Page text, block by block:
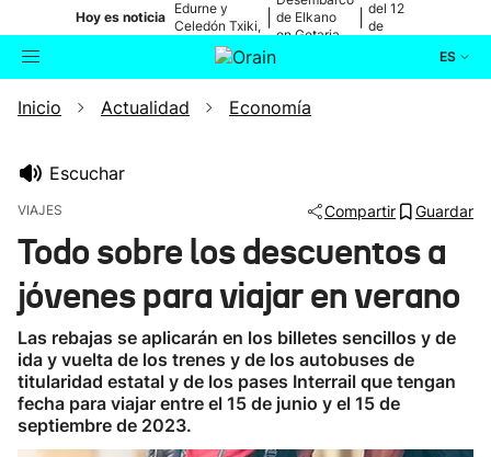
Hoy es noticia
Edurne y
Celedón Txiki,
en directo
de Elkano
en Getaria
del 12
de
ES
Buscador Actualidad
Ikusmiran
Eguraldia
Inicio Actualidad Economía
Escuchar
VIAJES Compartir Guardar
Todo sobre los descuentos a
jóvenes para viajar en verano
Las rebajas se aplicarán en los billetes sencillos y de
ida y vuelta de los trenes y de los autobuses de
titularidad estatal y de los pases Interrail que tengan
fecha para viajar entre el 15 de junio y el 15 de
septiembre de 2023.